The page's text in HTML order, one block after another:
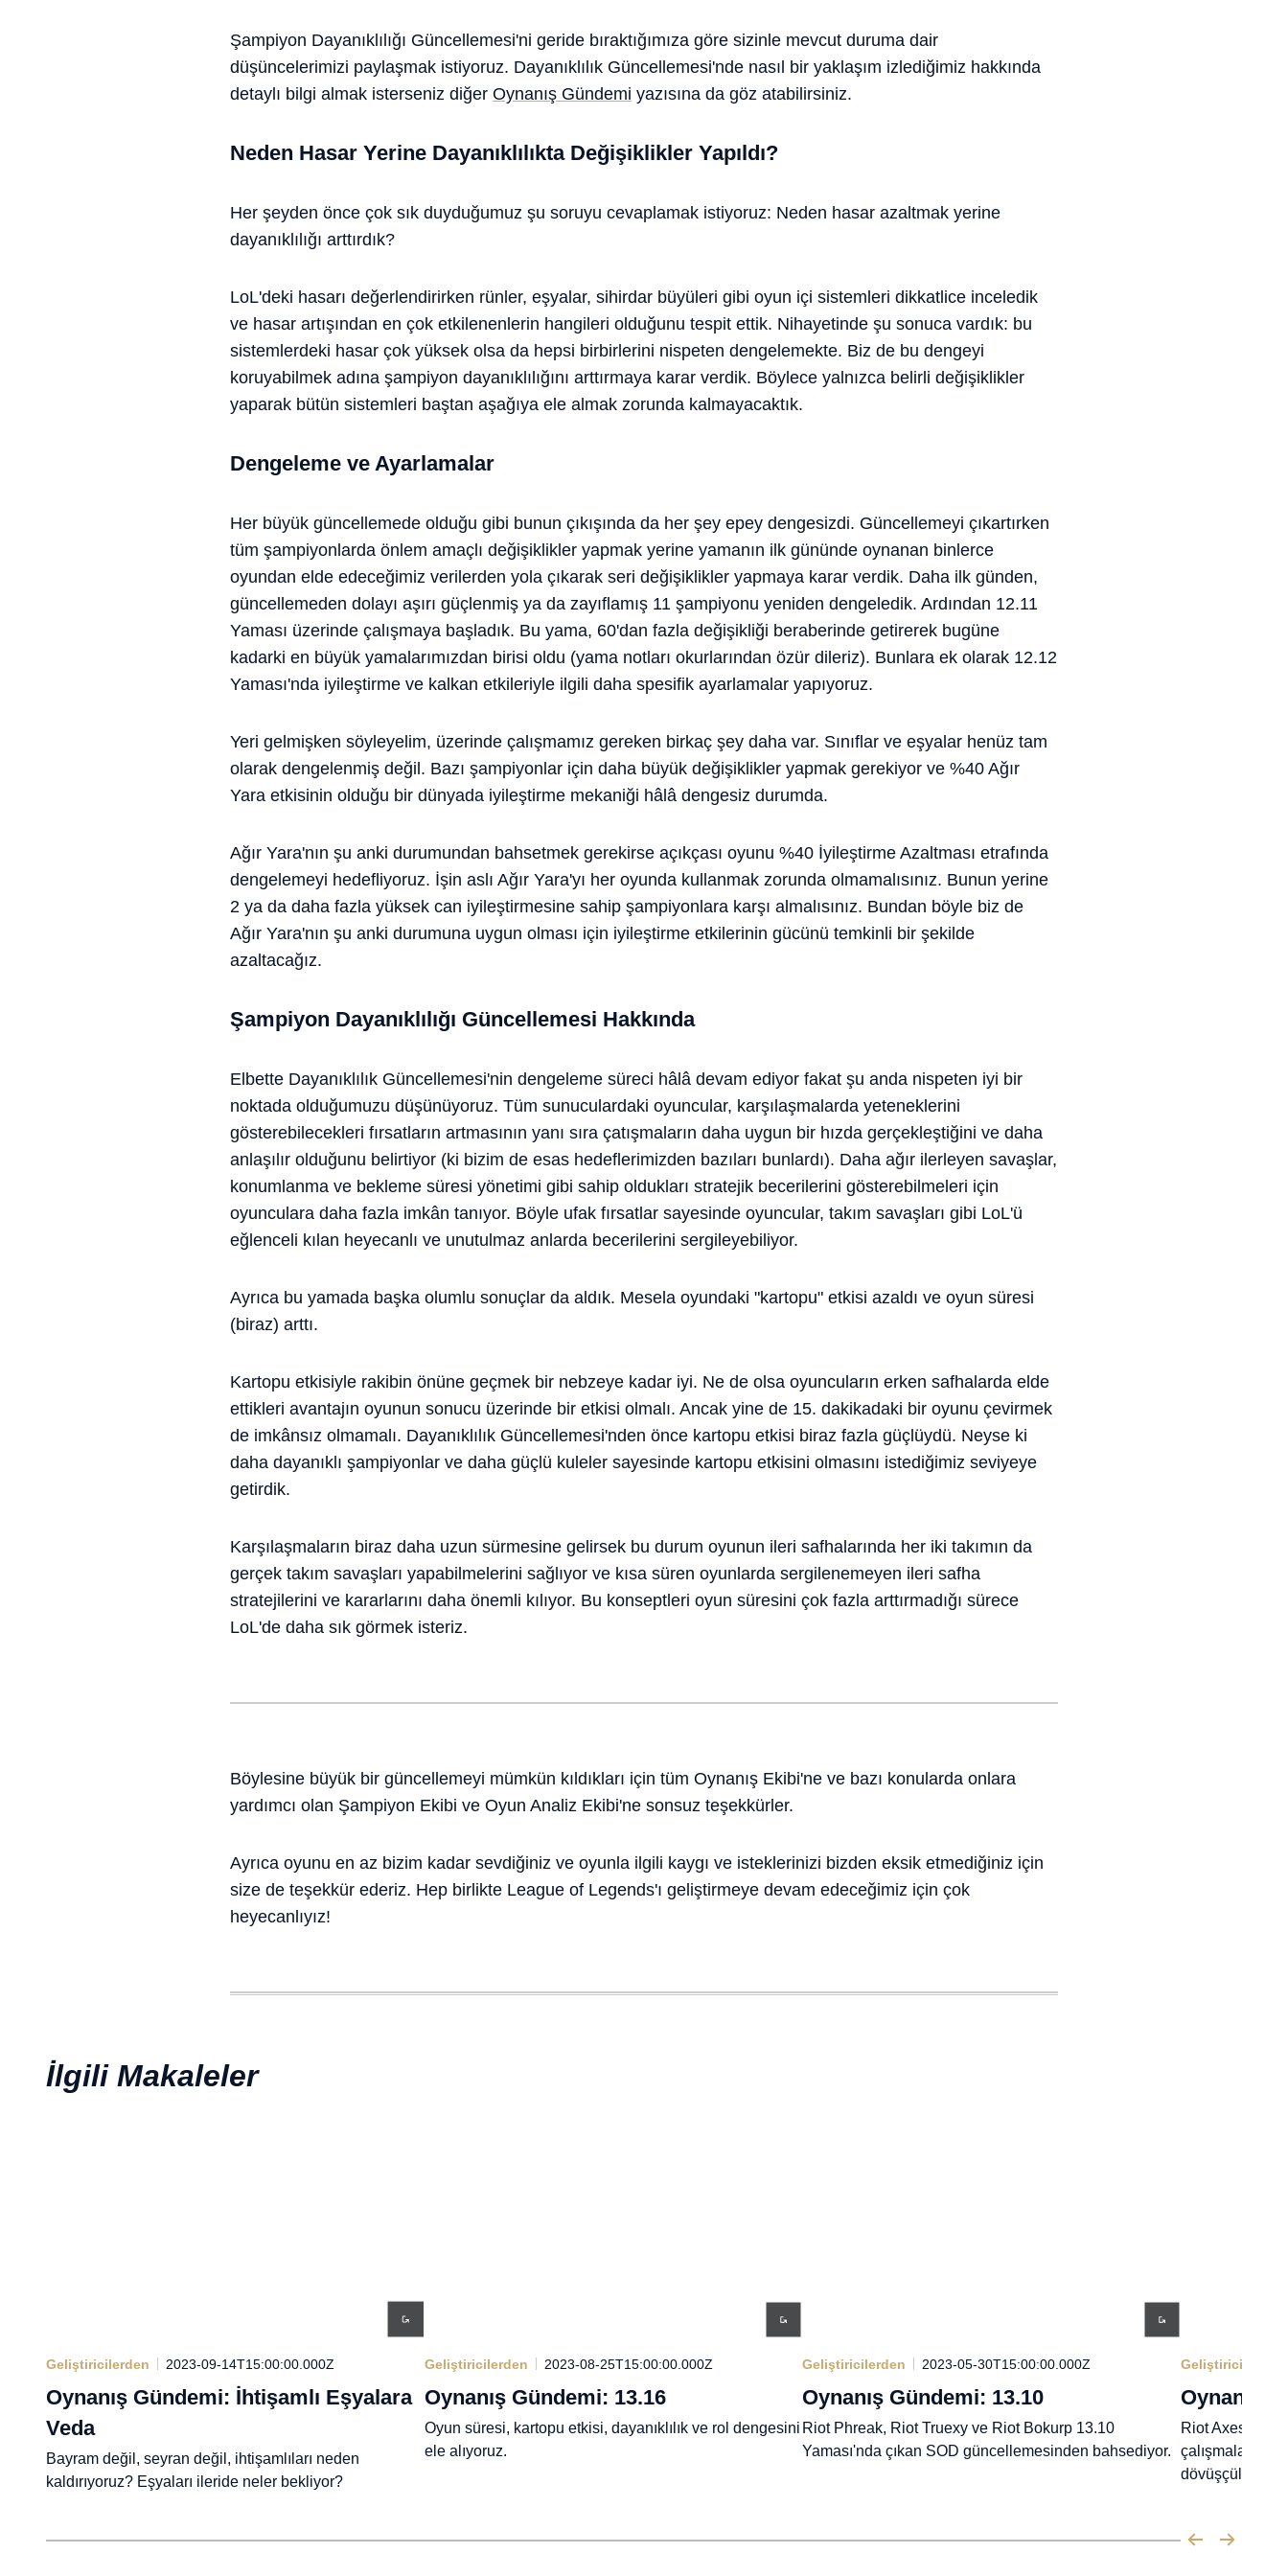
Şampiyon Dayanıklılığı Güncellemesi'ni geride bıraktığımıza göre sizinle mevcut duruma dair
düşüncelerimizi paylaşmak istiyoruz. Dayanıklılık Güncellemesi'nde nasıl bir yaklaşım izlediğimiz hakkında
detaylı bilgi almak isterseniz diğer Oynanış Gündemi yazısına da göz atabilirsiniz.
Neden Hasar Yerine Dayanıklılıkta Değişiklikler Yapıldı?
Her şeyden önce çok sık duyduğumuz şu soruyu cevaplamak istiyoruz: Neden hasar azaltmak yerine
dayanıklılığı arttırdık?
LoL'deki hasarı değerlendirirken rünler, eşyalar, sihirdar büyüleri gibi oyun içi sistemleri dikkatlice inceledik
ve hasar artışından en çok etkilenenlerin hangileri olduğunu tespit ettik. Nihayetinde şu sonuca vardık: bu
sistemlerdeki hasar çok yüksek olsa da hepsi birbirlerini nispeten dengelemekte. Biz de bu dengeyi
koruyabilmek adına şampiyon dayanıklılığını arttırmaya karar verdik. Böylece yalnızca belirli değişiklikler
yaparak bütün sistemleri baştan aşağıya ele almak zorunda kalmayacaktık.
Dengeleme ve Ayarlamalar
Her büyük güncellemede olduğu gibi bunun çıkışında da her şey epey dengesizdi. Güncellemeyi çıkartırken
tüm şampiyonlarda önlem amaçlı değişiklikler yapmak yerine yamanın ilk gününde oynanan binlerce
oyundan elde edeceğimiz verilerden yola çıkarak seri değişiklikler yapmaya karar verdik. Daha ilk günden,
güncellemeden dolayı aşırı güçlenmiş ya da zayıflamış 11 şampiyonu yeniden dengeledik. Ardından 12.11
Yaması üzerinde çalışmaya başladık. Bu yama, 60'dan fazla değişikliği beraberinde getirerek bugüne
kadarki en büyük yamalarımızdan birisi oldu (yama notları okurlarından özür dileriz). Bunlara ek olarak 12.12
Yaması'nda iyileştirme ve kalkan etkileriyle ilgili daha spesifik ayarlamalar yapıyoruz.
Yeri gelmişken söyleyelim, üzerinde çalışmamız gereken birkaç şey daha var. Sınıflar ve eşyalar henüz tam
olarak dengelenmiş değil. Bazı şampiyonlar için daha büyük değişiklikler yapmak gerekiyor ve %40 Ağır
Yara etkisinin olduğu bir dünyada iyileştirme mekaniği hâlâ dengesiz durumda.
Ağır Yara'nın şu anki durumundan bahsetmek gerekirse açıkçası oyunu %40 İyileştirme Azaltması etrafında
dengelemeyi hedefliyoruz. İşin aslı Ağır Yara'yı her oyunda kullanmak zorunda olmamalısınız. Bunun yerine
2 ya da daha fazla yüksek can iyileştirmesine sahip şampiyonlara karşı almalısınız. Bundan böyle biz de
Ağır Yara'nın şu anki durumuna uygun olması için iyileştirme etkilerinin gücünü temkinli bir şekilde
azaltacağız.
Şampiyon Dayanıklılığı Güncellemesi Hakkında
Elbette Dayanıklılık Güncellemesi'nin dengeleme süreci hâlâ devam ediyor fakat şu anda nispeten iyi bir
noktada olduğumuzu düşünüyoruz. Tüm sunuculardaki oyuncular, karşılaşmalarda yeteneklerini
gösterebilecekleri fırsatların artmasının yanı sıra çatışmaların daha uygun bir hızda gerçekleştiğini ve daha
anlaşılır olduğunu belirtiyor (ki bizim de esas hedeflerimizden bazıları bunlardı). Daha ağır ilerleyen savaşlar,
konumlanma ve bekleme süresi yönetimi gibi sahip oldukları stratejik becerilerini gösterebilmeleri için
oyunculara daha fazla imkân tanıyor. Böyle ufak fırsatlar sayesinde oyuncular, takım savaşları gibi LoL'ü
eğlenceli kılan heyecanlı ve unutulmaz anlarda becerilerini sergileyebiliyor.
Ayrıca bu yamada başka olumlu sonuçlar da aldık. Mesela oyundaki "kartopu" etkisi azaldı ve oyun süresi
(biraz) arttı.
Kartopu etkisiyle rakibin önüne geçmek bir nebzeye kadar iyi. Ne de olsa oyuncuların erken safhalarda elde
ettikleri avantajın oyunun sonucu üzerinde bir etkisi olmalı. Ancak yine de 15. dakikadaki bir oyunu çevirmek
de imkânsız olmamalı. Dayanıklılık Güncellemesi'nden önce kartopu etkisi biraz fazla güçlüydü. Neyse ki
daha dayanıklı şampiyonlar ve daha güçlü kuleler sayesinde kartopu etkisini olmasını istediğimiz seviyeye
getirdik.
Karşılaşmaların biraz daha uzun sürmesine gelirsek bu durum oyunun ileri safhalarında her iki takımın da
gerçek takım savaşları yapabilmelerini sağlıyor ve kısa süren oyunlarda sergilenemeyen ileri safha
stratejilerini ve kararlarını daha önemli kılıyor. Bu konseptleri oyun süresini çok fazla arttırmadığı sürece
LoL'de daha sık görmek isteriz.
Böylesine büyük bir güncellemeyi mümkün kıldıkları için tüm Oynanış Ekibi'ne ve bazı konularda onlara
yardımcı olan Şampiyon Ekibi ve Oyun Analiz Ekibi'ne sonsuz teşekkürler.
Ayrıca oyunu en az bizim kadar sevdiğiniz ve oyunla ilgili kaygı ve isteklerinizi bizden eksik etmediğiniz için
size de teşekkür ederiz. Hep birlikte League of Legends'ı geliştirmeye devam edeceğimiz için çok
heyecanlıyız!
İlgili Makaleler
Geliştiricilerden 2023-09-14T15:00:00.000Z
Oynanış Gündemi: İhtişamlı Eşyalara
Veda
Bayram değil, seyran değil, ihtişamlıları neden
kaldırıyoruz? Eşyaları ileride neler bekliyor?
Geliştiricilerden 2023-08-25T15:00:00.000Z
Oynanış Gündemi: 13.16
Oyun süresi, kartopu etkisi, dayanıklılık ve rol dengesini
ele alıyoruz.
Geliştiricilerden 2023-05-30T15:00:00.000Z
Oynanış Gündemi: 13.10
Riot Phreak, Riot Truexy ve Riot Bokurp 13.10
Yaması'nda çıkan SOD güncellemesinden bahsediyor.
Geliştiricilerden
Oynanış
Riot Axes ve
çalışmaları,
dövüşçüler